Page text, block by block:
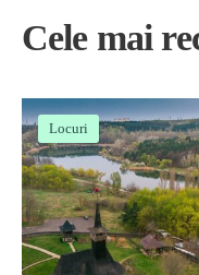
Cele mai
Locuri